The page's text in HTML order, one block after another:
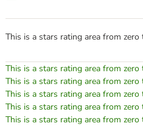
This is a stars rating area from zero
This is a stars rating area from zero
This is a stars rating area from zero
This is a stars rating area from zero
This is a stars rating area from zero
This is a stars rating area from zero